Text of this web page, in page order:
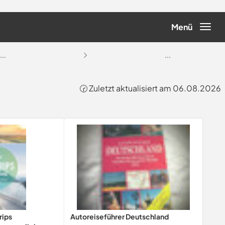
Menü
... ...
🕝 Zuletzt aktualisiert am 06.08.2026
Autoreiseführer Deutschland